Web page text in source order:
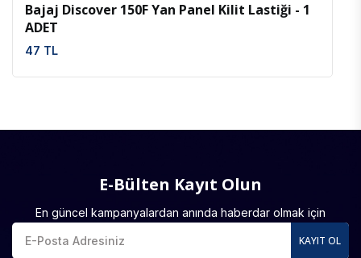
Bajaj Discover 150F Yan Panel Kilit Lastiği - 1
ADET
47 TL
E-Bülten Kayıt Olun
En güncel kampanyalardan anında haberdar olmak için
KAYIT OL